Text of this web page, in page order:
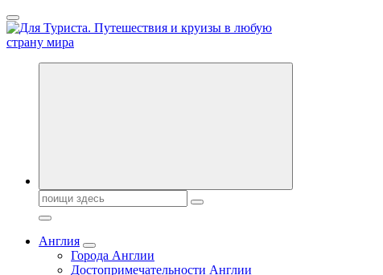
Перейти
к
содержанию
Новости туризма, куда поехать на отдых, где провести отпуск.
Поиск:
Англия
Города Англии
Достопримечательности Англии